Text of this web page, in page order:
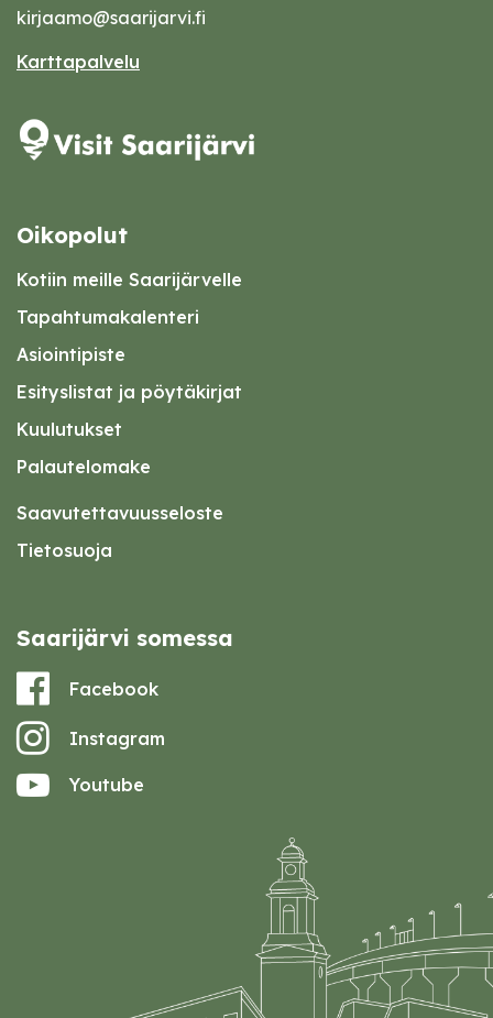
kirjaamo@saarijarvi.fi
Karttapalvelu
Oikopolut
Kotiin meille Saarijärvelle
Tapahtumakalenteri
Asiointipiste
Esityslistat ja pöytäkirjat
Kuulutukset
Palautelomake
Saavutettavuusseloste
Tietosuoja
Saarijärvi somessa
Facebook
Instagram
Youtube